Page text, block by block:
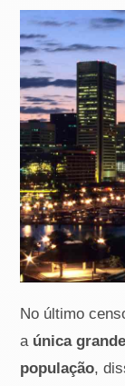
No último
a única
população,